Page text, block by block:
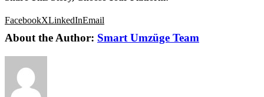
FacebookXLinkedInEmail
About the Author: Smart Umzüge Team